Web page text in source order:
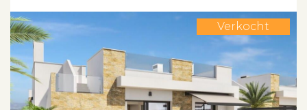
Verkocht